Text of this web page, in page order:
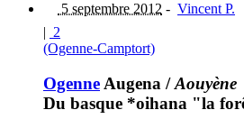
5 septembre 2012 - Vincent P.
| 2
(Ogenne-Camptort)
Ogenne Augena /Aouyène
Du basque *oihana "la